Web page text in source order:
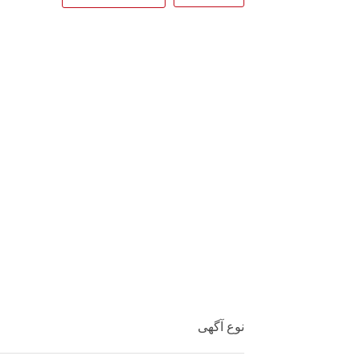
نوع آگهی